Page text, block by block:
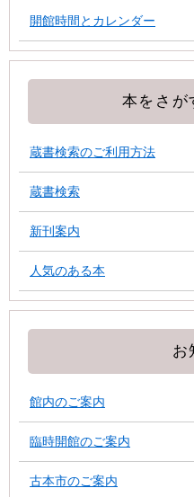
開館時間とカレンダー
本をさが
蔵書検索のご利用方法
蔵書検索
新刊案内
人気のある本
お
館内のご案内
臨時開館のご案内
古本市のご案内